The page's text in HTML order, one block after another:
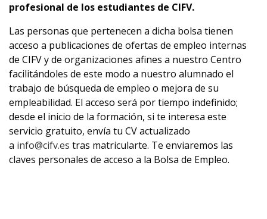
profesional de los estudiantes de CIFV.
Las personas que pertenecen a dicha bolsa tienen
acceso a publicaciones de ofertas de empleo internas
de CIFV y de organizaciones afines a nuestro Centro
facilitándoles de este modo a nuestro alumnado el
trabajo de búsqueda de empleo o mejora de su
empleabilidad. El acceso será por tiempo indefinido;
desde el inicio de la formación, si te interesa este
servicio gratuito, envía tu CV actualizado
a info@cifv.es tras matricularte. Te enviaremos las
claves personales de acceso a la Bolsa de Empleo.